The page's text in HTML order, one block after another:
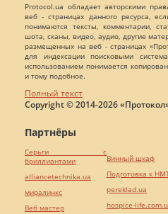
Protocol.ua обладает авторскими
веб - страницах данного ресурса,
понимаются тексты, комментарии,
шота, сканы, видео, аудио, другие
размещенных на веб - страницах
для индексации поисковыми
использованием понимается
и тому подобное.
Полный текст
Copyright © 2014-2026
Партнёры
Серьги с
бриллиантами
alliancetechnika.ua
миралинкс
Веб мастер
Винный шкаф
Подготовка к
pereklad.ua
hospice-